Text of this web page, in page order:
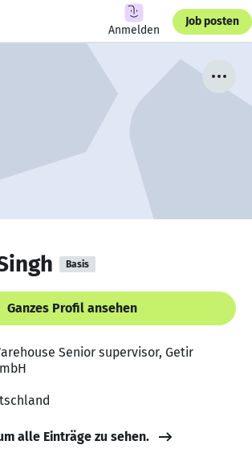
Anmelden
Job posten
Basis
Ganzes Profil ansehen
Senior supervisor, Getir
alle Einträge zu sehen.